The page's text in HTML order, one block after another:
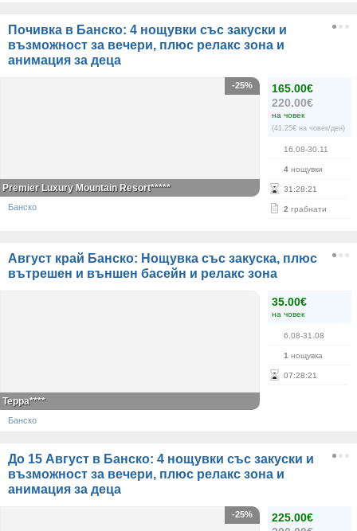
Почивка в Банско: 4 нощувки със закуски и
възможност за вечери, плюс релакс зона и
анимация за деца
165.00€
220.00€
на човек
(41.25€ на човек/ден)
16.08-30.11
4 нощувки
31 :28:21
2 грабнати
-25%
Premier Luxury Mountain Resort*****
Банско
Август край Банско: Нощувка със закуска, плюс
вътрешен и външен басейн и релакс зона
35.00€
на човек
6.08-31.08
1 нощувка
07:28:21
Терра****
Банско
До 15 Август в Банско: 4 нощувки със закуски и
възможност за вечери, плюс релакс зона и
анимация за деца
225.00€
-25%